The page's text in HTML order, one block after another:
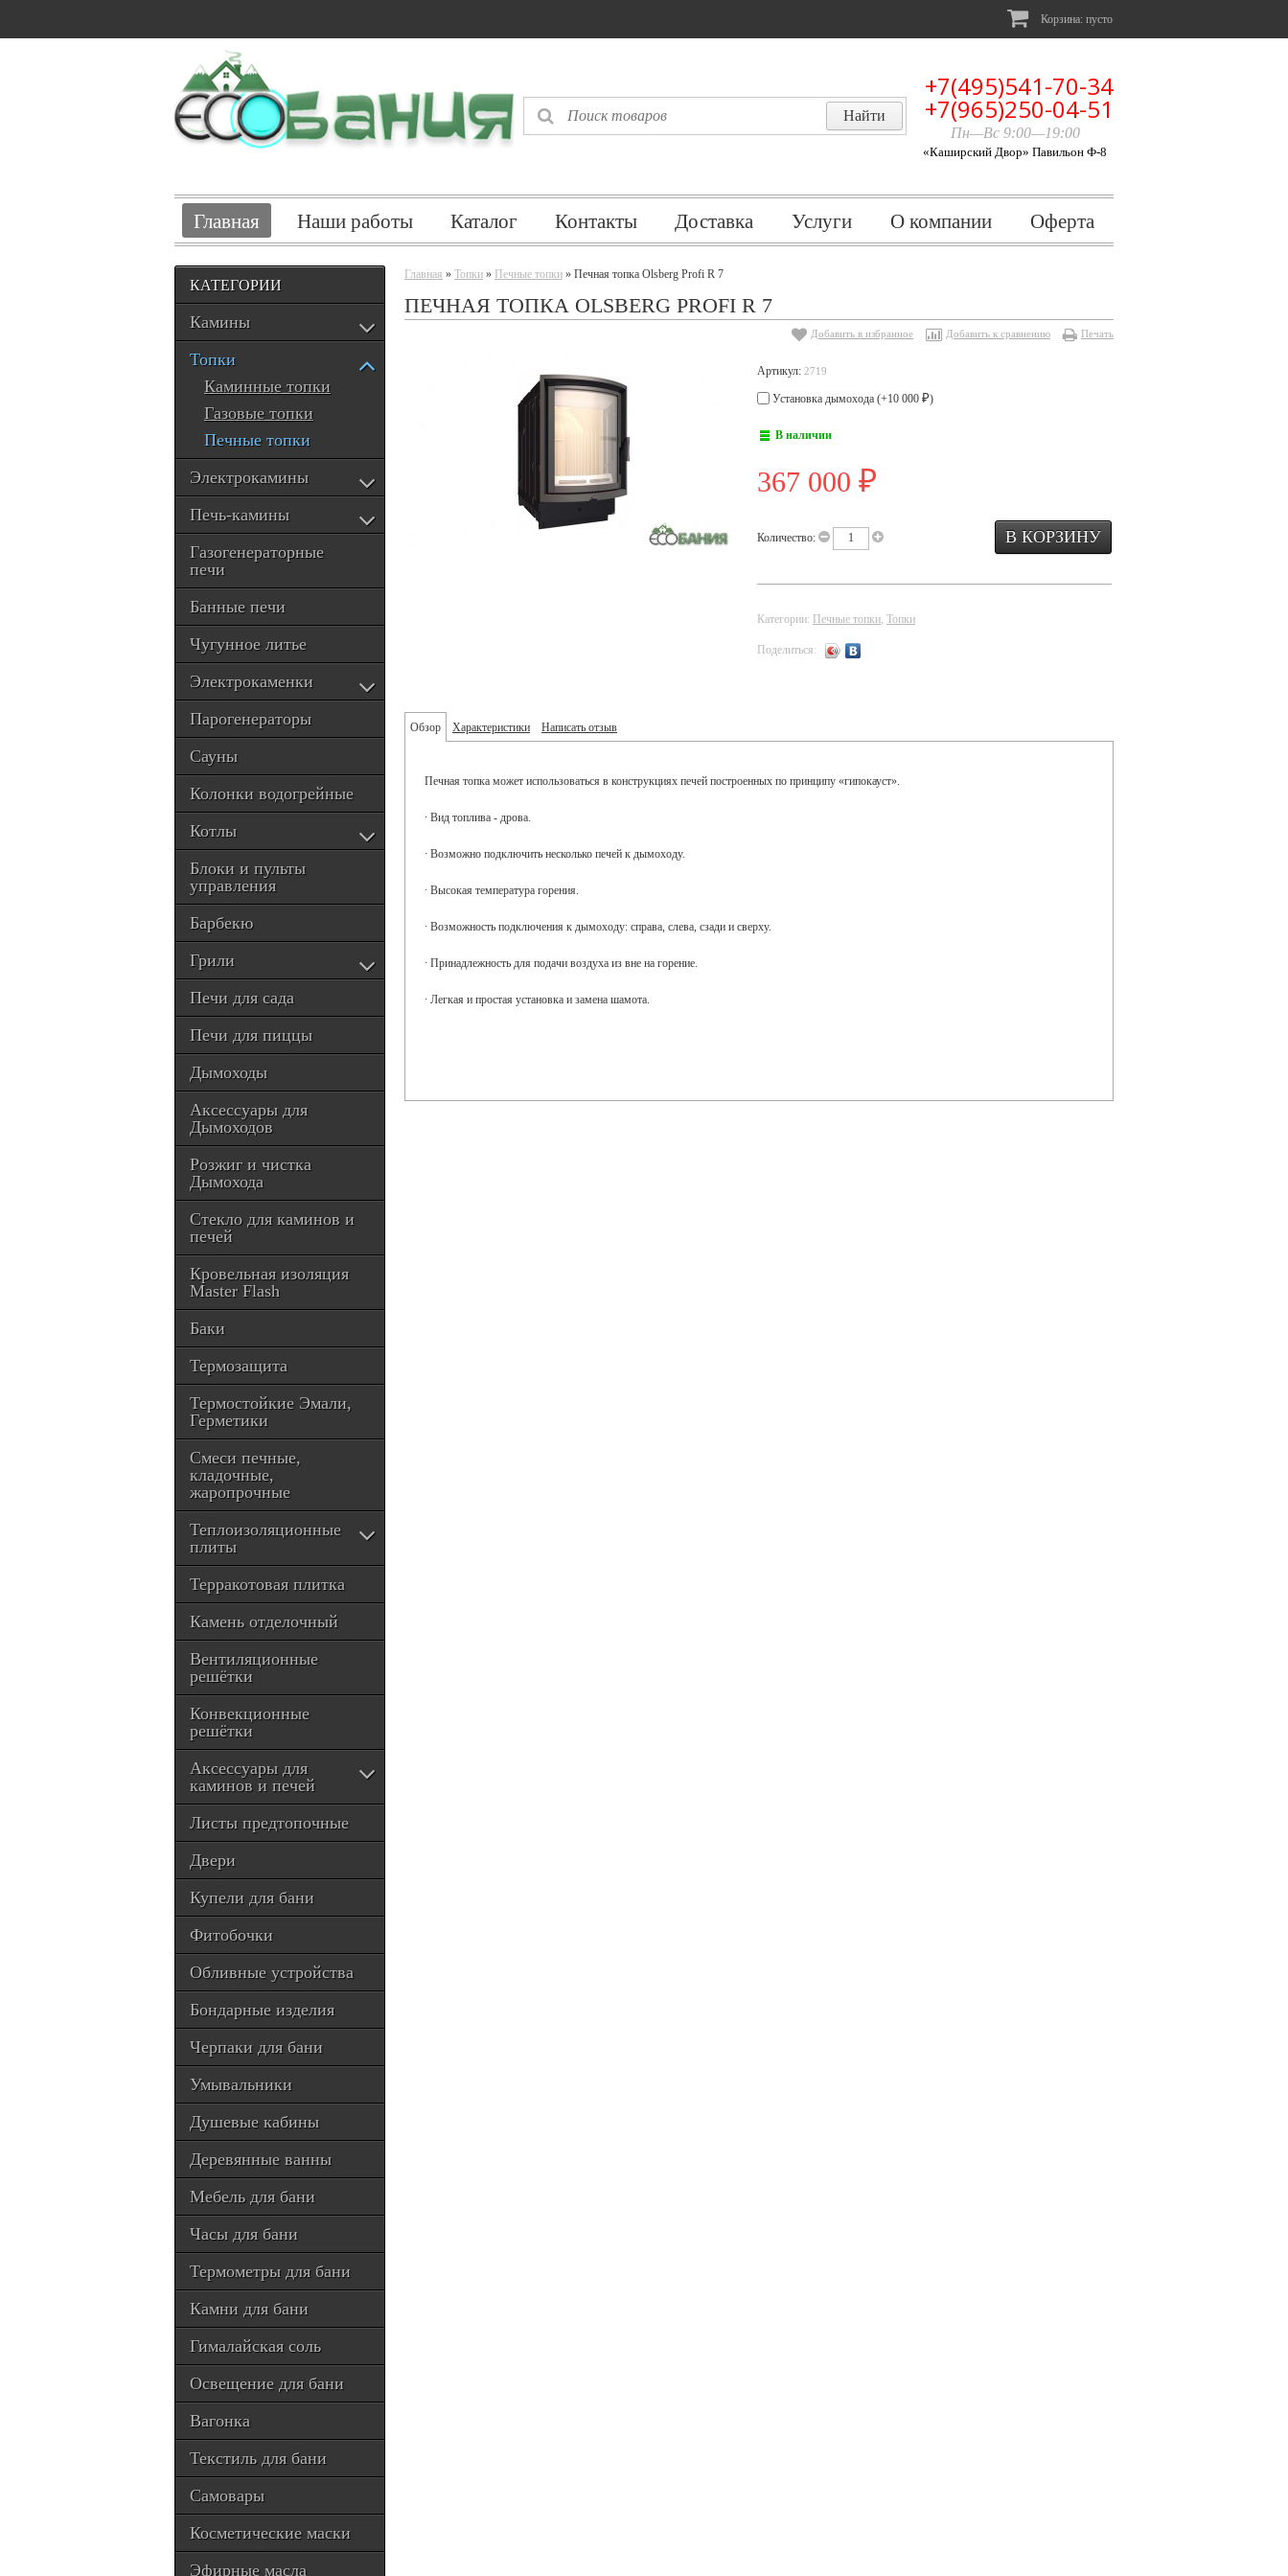
Корзина: пусто
+7(495)541-70-34
+7(965)250-04-51
Пн—Вс 9:00—19:00
«Каширский Двор» Павильон Ф-8
Главная Наши работы Каталог Контакты Доставка Услуги О компании Оферта
КАТЕГОРИИ
Камины
Топки
Каминные топки
Газовые топки
Печные топки
Электрокамины
Печь-камины
Газогенераторные
печи
Банные печи
Чугунное литье
Электрокаменки
Парогенераторы
Сауны
Колонки водогрейные
Котлы
Блоки и пульты
управления
Барбекю
Грили
Печи для сада
Печи для пиццы
Дымоходы
Аксессуары для
Дымоходов
Розжиг и чистка
Дымохода
Стекло для каминов и
печей
Кровельная изоляция
Master Flash
Баки
Термозащита
Термостойкие Эмали,
Герметики
Смеси печные,
кладочные,
жаропрочные
Теплоизоляционные
плиты
Терракотовая плитка
Камень отделочный
Вентиляционные
решётки
Конвекционные
решётки
Аксессуары для
каминов и печей
Листы предтопочные
Двери
Купели для бани
Фитобочки
Обливные устройства
Бондарные изделия
Черпаки для бани
Умывальники
Душевые кабины
Деревянные ванны
Мебель для бани
Часы для бани
Термометры для бани
Камни для бани
Гималайская соль
Освещение для бани
Вагонка
Текстиль для бани
Самовары
Косметические маски
Эфирные масла
Главная » Топки » Печные топки » Печная топка Olsberg Profi R 7
ПЕЧНАЯ ТОПКА OLSBERG PROFI R 7
Добавить в избранное Добавить к сравнению Печать
Артикул: 2719
Установка дымохода (+10 000 ₽)
В наличии
367 000 ₽
Количество:
Категории: Печные топки, Топки
Поделиться:
Обзор Характеристики Написать отзыв
Печная топка может использоваться в конструкциях печей построенных по принципу «гипокауст».
∙ Вид топлива - дрова.
∙ Возможно подключить несколько печей к дымоходу.
∙ Высокая температура горения.
∙ Возможность подключения к дымоходу: справа, слева, сзади и сверху.
∙ Принадлежность для подачи воздуха из вне на горение.
∙ Легкая и простая установка и замена шамота.